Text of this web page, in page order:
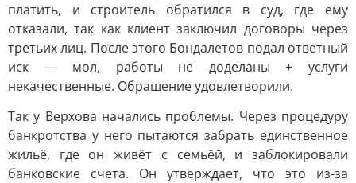
платить, и строитель обратился в суд, где ему
отказали, так как клиент заключил договоры через
третьих лиц. После этого Бондалетов подал ответный
иск — мол, работы не доделаны + услуги
некачественные. Обращение удовлетворили.
Так у Верхова начались проблемы. Через процедуру
банкротства у него пытаются забрать единственное
жильё, где он живёт с семьёй, и заблокировали
банковские счета. Он утверждает, что это из-за